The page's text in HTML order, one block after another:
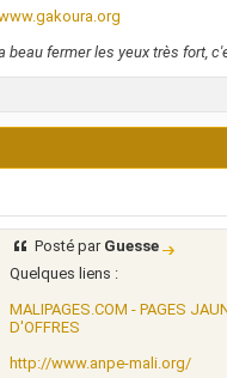
beau fermer les yeux très fort,
Posté par Guesse
Quelques liens :
MALIPAGES.COM - PAGES
D'OFFRES
http://www.anpe-mali.org/